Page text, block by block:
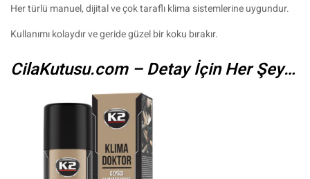
Her türlü manuel, dijital ve çok taraflı klima sistemlerine uygundur.
Kullanımı kolaydır ve geride güzel bir koku bırakır.
CilaKutusu.com – Detay İçin Her Şey…